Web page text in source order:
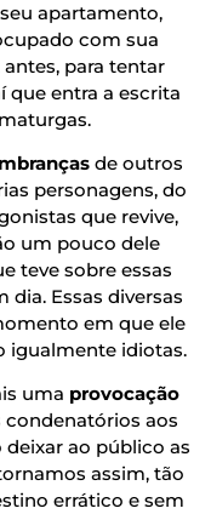
apartamento,
com sua
para tentar
que entra a escrita
de outros
personagens, do
que revive,
um pouco dele
teve sobre essas
Essas diversas
em que ele
igualmente idiotas.
uma provocação
aos
ao público as
assim, tão
errático e sem